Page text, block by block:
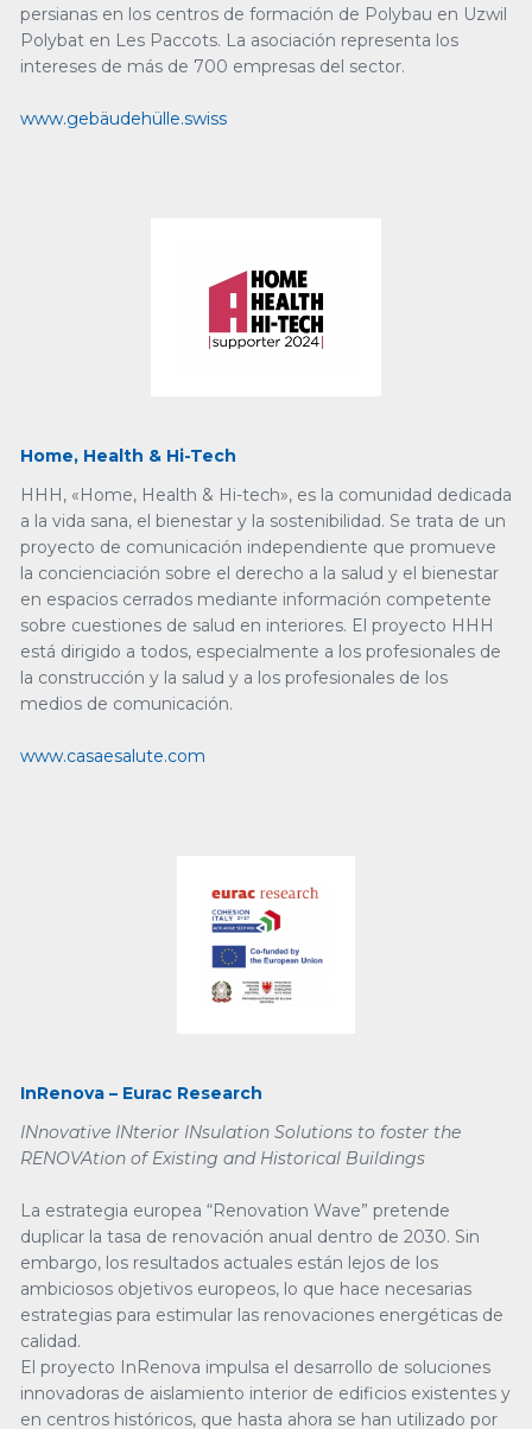
persianas en los centros de formación de Polybau en Uzwil
Polybat en Les Paccots. La asociación representa los
intereses de más de 700 empresas del sector.
www.gebäudehülle.swiss
Home, Health & Hi-Tech
HHH, «Home, Health & Hi-tech», es la comunidad dedicada
a la vida sana, el bienestar y la sostenibilidad. Se trata de un
proyecto de comunicación independiente que promueve
la concienciación sobre el derecho a la salud y el bienestar
en espacios cerrados mediante información competente
sobre cuestiones de salud en interiores. El proyecto HHH
está dirigido a todos, especialmente a los profesionales de
la construcción y la salud y a los profesionales de los
medios de comunicación.
www.casaesalute.com
InRenova – Eurac Research
INnovative INterior INsulation Solutions to foster the
RENOVAtion of Existing and Historical Buildings
La estrategia europea “Renovation Wave” pretende
duplicar la tasa de renovación anual dentro de 2030. Sin
embargo, los resultados actuales están lejos de los
ambiciosos objetivos europeos, lo que hace necesarias
estrategias para estimular las renovaciones energéticas de
calidad.
El proyecto InRenova impulsa el desarrollo de soluciones
innovadoras de aislamiento interior de edificios existentes y
en centros históricos, que hasta ahora se han utilizado por